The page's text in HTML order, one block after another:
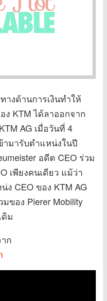
งด้านการเงินทำให้
ง KTM ได้ลาออกจาก
AG เมื่อวันที่ 4
มารับตำแหน่งในปี
อดีต CEO ร่วม
เพียงคนเดียว แม้ว่า
ง CEO ของ KTM AG
มของ Pierer Mobility
ม
ก